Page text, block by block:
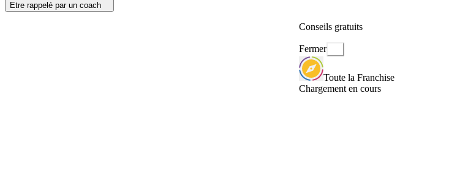
Etre rappelé par un coach
Conseils gratuits
Fermer
Toute la Franchise
Chargement en cours